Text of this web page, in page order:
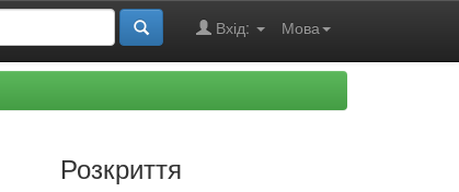
Мова
Вхід:
Розкриття